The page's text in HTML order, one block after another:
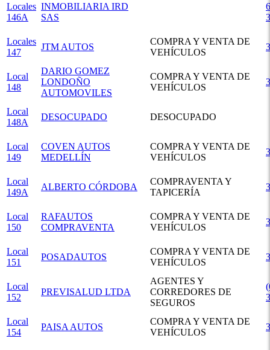
Locales
146A
INMOBILIARIA IRD
SAS
Locales
147
JTM AUTOS
COMPRA Y VENTA DE
VEHÍCULOS
Local
148
DARIO GOMEZ
LONDOÑO
AUTOMOVILES
COMPRA Y VENTA DE
VEHÍCULOS
Local
148A
DESOCUPADO DESOCUPADO
Local
149
COVEN AUTOS
MEDELLÍN
COMPRA Y VENTA DE
VEHÍCULOS
Local
149A
ALBERTO CÓRDOBA
COMPRAVENTA Y
TAPICERÍA
Local
150
RAFAUTOS
COMPRAVENTA
COMPRA Y VENTA DE
VEHÍCULOS
Local
151
POSADAUTOS
COMPRA Y VENTA DE
VEHÍCULOS
Local
152
PREVISALUD LTDA
AGENTES Y
CORREDORES DE
SEGUROS
Local
154
PAISA AUTOS
COMPRA Y VENTA DE
VEHÍCULOS